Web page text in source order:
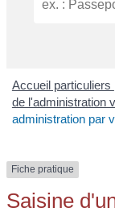
Accueil particuliers
de l'administration
administration par
Fiche pratique
Saisine